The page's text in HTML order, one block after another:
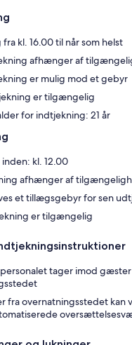
kl. 16.00 til når som helst
afhænger af
er mulig mod et gebyr
er tilgængelig
for indtjekning: 21 år
kl. 12.00
afhænger af
et tillægsgebyr for sen
er tilgængelig
tager imod
fra overnatningsstedet kan